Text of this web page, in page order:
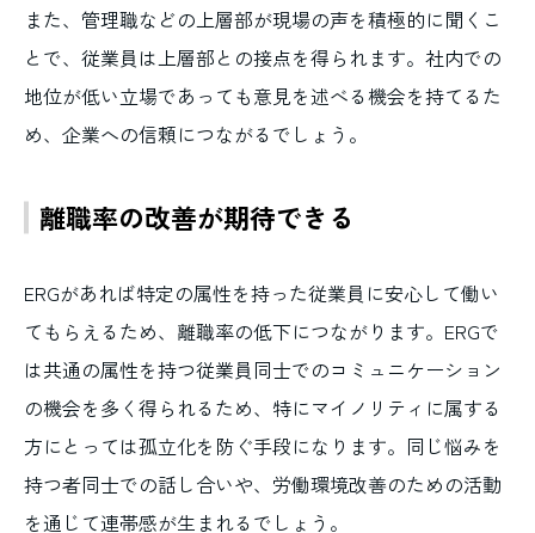
また、管理職などの上層部が現場の声を積極的に聞くこ
とで、従業員は上層部との接点を得られます。社内での
地位が低い立場であっても意見を述べる機会を持てるた
め、企業への信頼につながるでしょう。
離職率の改善が期待できる
ERGがあれば特定の属性を持った従業員に安心して働い
てもらえるため、離職率の低下につながります。ERGで
は共通の属性を持つ従業員同士でのコミュニケーション
の機会を多く得られるため、特にマイノリティに属する
方にとっては孤立化を防ぐ手段になります。同じ悩みを
持つ者同士での話し合いや、労働環境改善のための活動
を通じて連帯感が生まれるでしょう。